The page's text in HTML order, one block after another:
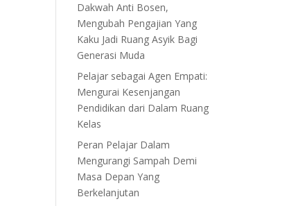
Dakwah Anti Bosen,
Mengubah Pengajian Yang
Kaku Jadi Ruang Asyik Bagi
Generasi Muda
Pelajar sebagai Agen Empati:
Mengurai Kesenjangan
Pendidikan dari Dalam Ruang
Kelas
Peran Pelajar Dalam
Mengurangi Sampah Demi
Masa Depan Yang
Berkelanjutan